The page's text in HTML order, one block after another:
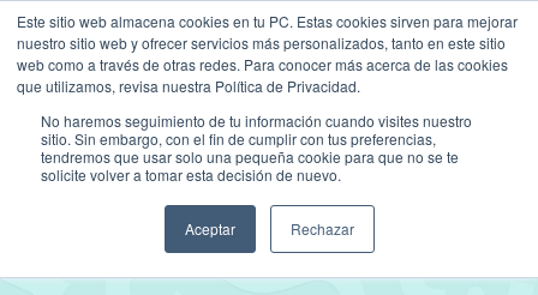
Este sitio web almacena cookies en tu PC. Estas cookies sirven para mejorar
nuestro sitio web y ofrecer servicios más personalizados, tanto en este sitio
web como a través de otras redes. Para conocer más acerca de las cookies
que utilizamos, revisa nuestra Política de Privacidad.
No haremos seguimiento de tu información cuando visites nuestro
sitio. Sin embargo, con el fin de cumplir con tus preferencias,
tendremos que usar solo una pequeña cookie para que no se te
solicite volver a tomar esta decisión de nuevo.
Aceptar Rechazar
Skip
content
asesoria@postil.la
FacebookInstagramLinkedIn